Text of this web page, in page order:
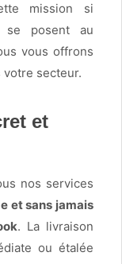
mission si
se posent au
vous offrons
votre secteur.
et
nos services
et sans jamais
. La livraison
ou étalée